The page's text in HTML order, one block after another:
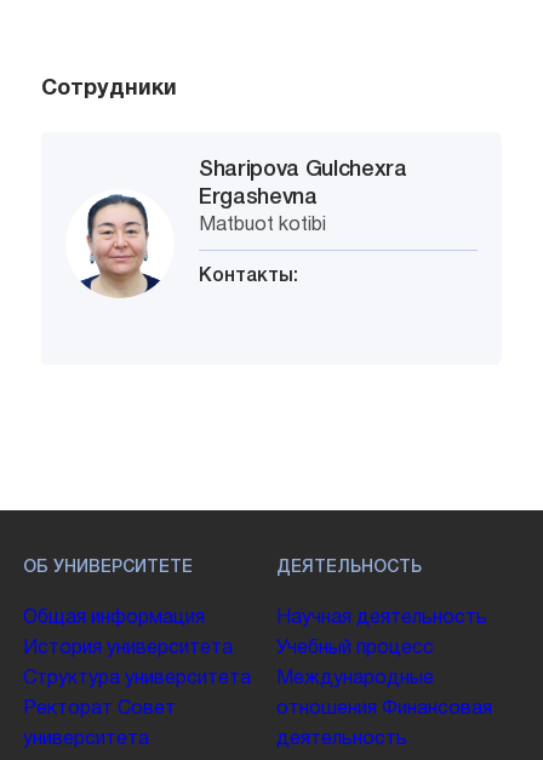
Сотрудники
Sharipova Gulchexra
Ergashevna
Matbuot kotibi
Контакты:
ОБ УНИВЕРСИТЕТЕ
Общая информация
История университета
Структура университета
Ректорат Совет
университета
ДЕЯТЕЛЬНОСТЬ
Научная деятельность
Учебный процесс
Международные
отношения Финансовая
деятельность